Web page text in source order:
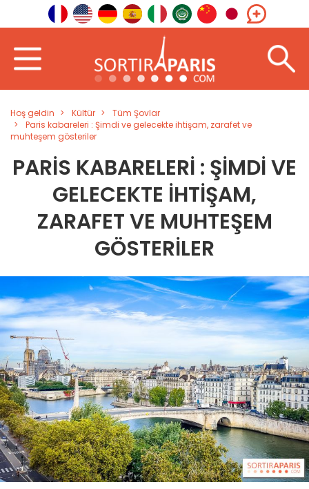
Hoş geldin Kültür
Tüm Şovlar
Paris kabareleri : Şimdi ve gelecekte ihtişam, zarafet ve
muhteşem gösteriler
PARIS KABARELERI : ŞIMDI VE
GELECEKTE IHTIŞAM,
ZARAFET VE MUHTEŞEM
GÖSTERILER